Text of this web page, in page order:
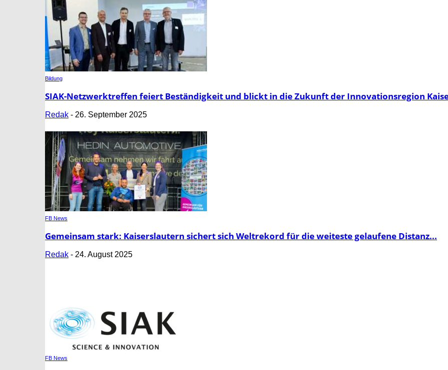
Bildung
SIAK-Netzwerktreffen feiert Beständigkeit und blickt in die Zukunft der Innovationsregion
Redak - 26. September 2025
FB News
Gemeinsam stark: Kaiserslautern sichert sich Weltrekord für die weiteste gelaufene Distanz...
Redak - 24. August 2025
FB News